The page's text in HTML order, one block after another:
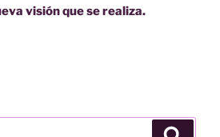
visión que se realiza.